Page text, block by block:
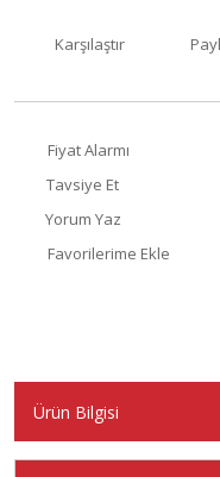
Karşılaştır
Fiyat Alarmı
Tavsiye Et
Yorum Yaz
Ürün Bilgisi